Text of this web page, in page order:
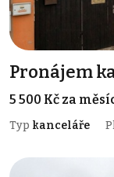
Pronájem
5 500 Kč za
Typ kanceláře